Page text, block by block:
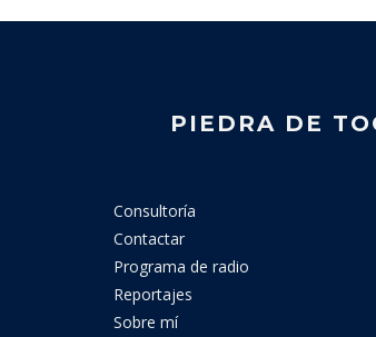
PIEDRA DE
Consultoría
Contactar
Programa de radio
Reportajes
Sobre mí